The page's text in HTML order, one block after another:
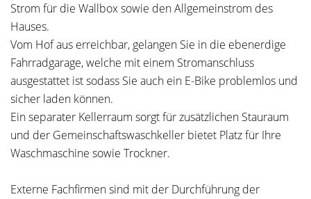
Strom für die Wallbox sowie den Allgemeinstrom des
Hauses.
Vom Hof aus erreichbar, gelangen Sie in die ebenerdige
Fahrradgarage, welche mit einem Stromanschluss
ausgestattet ist sodass Sie auch ein E-Bike problemlos und
sicher laden können.
Ein separater Kellerraum sorgt für zusätzlichen Stauraum
und der Gemeinschaftswaschkeller bietet Platz für Ihre
Waschmaschine sowie Trockner.
Externe Fachfirmen sind mit der Durchführung der